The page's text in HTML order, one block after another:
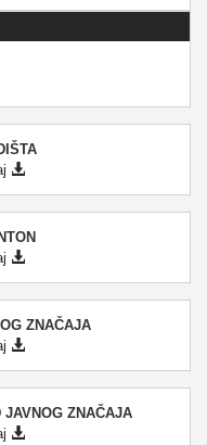
ZNAČAJA
ZNAČAJA